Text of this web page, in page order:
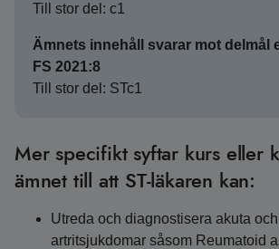
Till stor del: c1
Ämnets innehåll svarar mot delmål
FS 2021:8
Till stor del: STc1
Mer specifikt syftar kurs eller
ämnet till att ST-läkaren kan:
Utreda och diagnostisera akuta
artritsjukdomar såsom Reumatoid